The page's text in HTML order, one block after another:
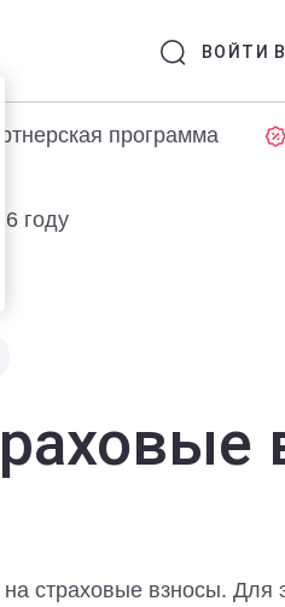
ВОЙТИ
программа
году
страховые взносы. Для